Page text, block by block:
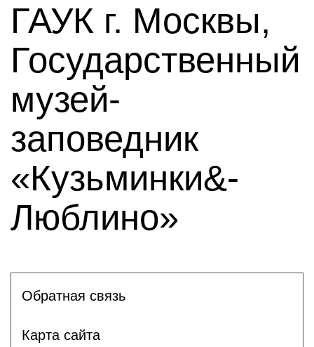
ГАУК г. Москвы,
Государственный
музей-
заповедник
«Кузьминки&-
Люблино»
Обратная связь
Карта сайта